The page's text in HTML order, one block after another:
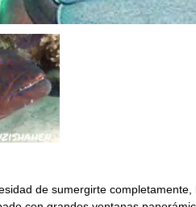
de sumergirte completamente,